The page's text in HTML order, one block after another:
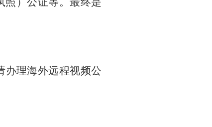
办理海外远程视频公